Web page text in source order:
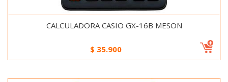
CALCULADORA CASIO GX-16B MESON
$ 35.900